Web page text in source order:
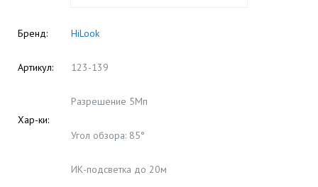
Бренд: HiLook
Артикул: 123-139
Хар-ки:
Разрешение 5Мп
Угол обзора: 85°
ИК-подсветка до 20м